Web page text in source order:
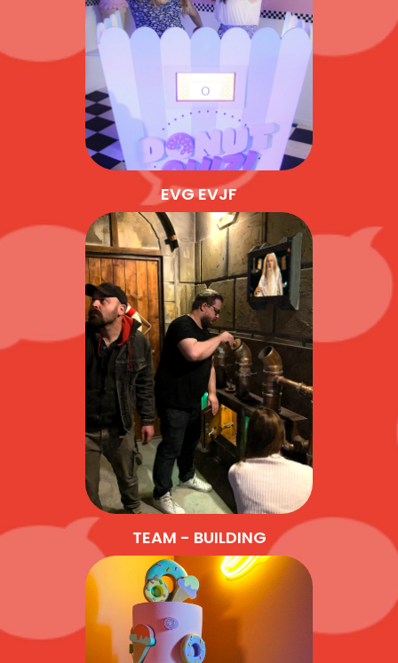
EVG EVJF
TEAM - BUILDING